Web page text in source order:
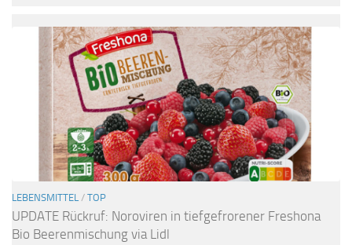
LEBENSMITTEL / TOP
UPDATE Rückruf: Noroviren in tiefgefrorener Freshona
Bio Beerenmischung via Lidl